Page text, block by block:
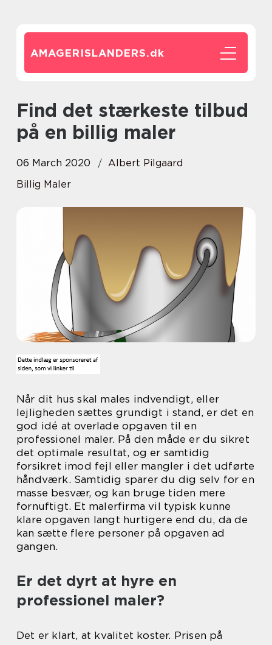
AMAGERISLANDERS.dk
Find det stærkeste tilbud
på en billig maler
06 March 2020
Albert Pilgaard
Billig Maler
Når dit hus skal males indvendigt, eller
lejligheden sættes grundigt i stand, er det en
god idé at overlade opgaven til en
professionel maler. På den måde er du sikret
det optimale resultat, og er samtidig
forsikret imod fejl eller mangler i det udførte
håndværk. Samtidig sparer du dig selv for en
masse besvær, og kan bruge tiden mere
fornuftigt. Et malerfirma vil typisk kunne
klare opgaven langt hurtigere end du, da de
kan sætte flere personer på opgaven ad
gangen.
Er det dyrt at hyre en
professionel maler?
Det er klart, at kvalitet koster. Prisen på